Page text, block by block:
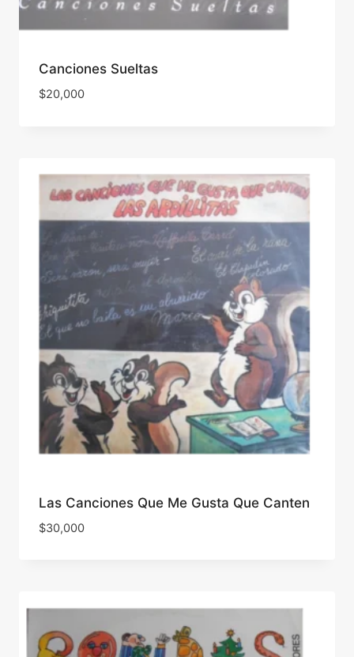
Canciones Sueltas
$20,000
Las Canciones Que Me Gusta Que Canten
$30,000